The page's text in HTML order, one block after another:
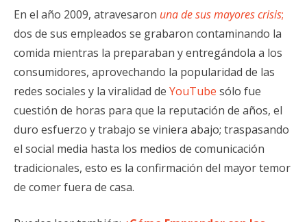
En el año 2009, atravesaron una de sus mayores crisis;
dos de sus empleados se grabaron contaminando la
comida mientras la preparaban y entregándola a los
consumidores, aprovechando la popularidad de las
redes sociales y la viralidad de YouTube sólo fue
cuestión de horas para que la reputación de años, el
duro esfuerzo y trabajo se viniera abajo; traspasando
el social media hasta los medios de comunicación
tradicionales, esto es la confirmación del mayor temor
de comer fuera de casa.